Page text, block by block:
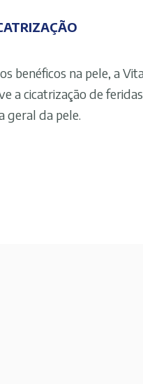
benéficos na pele, a
a cicatrização de
geral da pele.